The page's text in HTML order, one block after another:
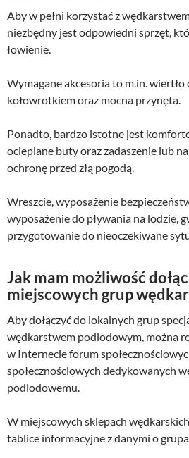
Aby w pełni korzystać z
niezbędny jest odpowiedni sprzęt,
łowienie.
Wymagane akcesoria to m.in.
kołowrotkiem oraz mocna przynęta.
Ponadto, bardzo istotne jest
ocieplane buty oraz zadaszenie lub
ochronę przed złą pogodą.
Wreszcie, wyposażenie
wyposażenie do pływania na lodzie,
przygotowanie do nieoczekiwane
Jak mam możliwość
miejscowych grup
Aby dołączyć do lokalnych grup
wędkarstwem podlodowym, można
w Internecie forum
społecznościowych dedykowanych
podlodowemu.
W miejscowych sklepach
tablice informacyjne z danymi o